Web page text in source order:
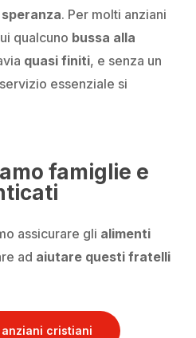
. Per molti anziani
qualcuno bussa alla
quasi finiti, e senza un
essenziale si
famiglie e
assicurare gli alimenti
ad aiutare questi fratelli
cristiani